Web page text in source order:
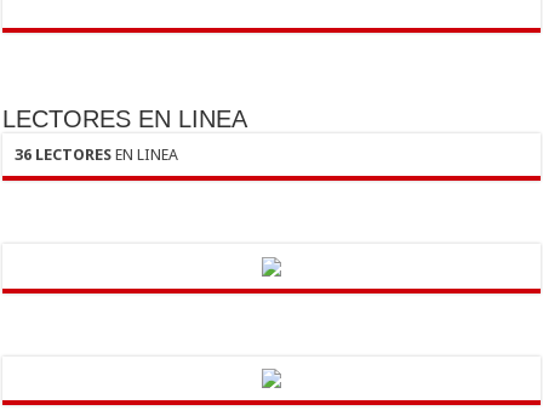
LECTORES EN LINEA
36 LECTORES EN LINEA